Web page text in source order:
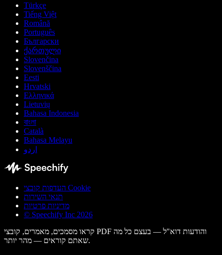
Türkçe
Tiếng Việt
Română
Português
Български
ქართული
Slovenčina
Slovenščina
Eesti
Hrvatski
Ελληνικά
Lietuvių
Bahasa Indonesia
বাংলা
Català
Bahasa Melayu
اردو
העדפות קובצי Cookie
תנאי השירות
מדיניות פרטיות
© Speechify Inc 2026
קראו מסמכים, מאמרים, קובצי PDF והודעות דוא"ל — בעצם כל מה
שאתם קוראים — מהר יותר.